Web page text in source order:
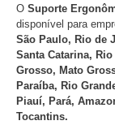
O Suporte
disponível para
São Paulo, Rio de
Santa Catarina,
Grosso, Mato
Paraíba, Rio
Piauí, Pará,
Tocantins.